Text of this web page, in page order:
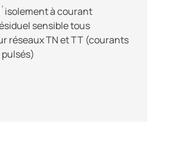
à courant
sensible tous
réseaux TN et TT (courants
pulsés)